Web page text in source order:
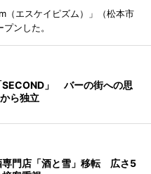
（エスケイピズム）」（松本市
ンした。
SECOND」 バーの街への思
ら独立
専門店「酒と雪」移転 広さ5